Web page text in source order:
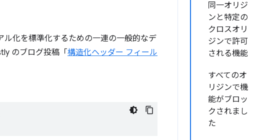
同一オリジ
ンと特定の
クロスオリ
ジンで許可
される機能
すべてのオ
リジンで機
能がブロッ
クされまし
た
ル化を標準化するための一連の一般的なデ
のブログ投稿「 構造化ヘッダー フィール